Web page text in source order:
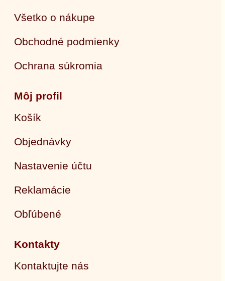
Všetko o nákupe
Obchodné podmienky
Ochrana súkromia
Môj profil
Košík
Objednávky
Nastavenie účtu
Reklamácie
Obľúbené
Kontakty
Kontaktujte nás